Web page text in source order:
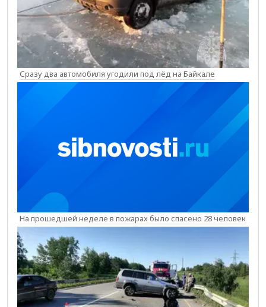
Сразу два автомобиля угодили под лёд на Байкале
На прошедшей неделе в пожарах было спасено 28 человек